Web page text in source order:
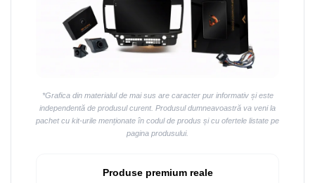
Rame adaptoare Ford
Rame adaptoare M-Benz
Rame adaptoare Skoda
Rame adaptoare Dacia
*Grafica din materialul de mai sus are caracter pur informativ și este
independentă de produsul curent. Produsul dumneavoastră va veni la
pachet cu kit-urile menționate în codul de produs și cu ofertele listate pe
pagina produsului.
Produse premium reale